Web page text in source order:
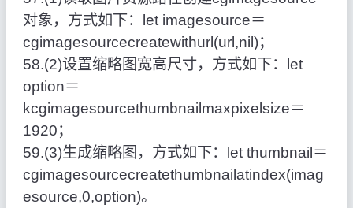
对象，方式如下：let imagesource＝
cgimagesourcecreatewithurl(url,nil)；
58.(2)设置缩略图宽高尺寸，方式如下：let
option＝
kcgimagesourcethumbnailmaxpixelsize＝
1920；
59.(3)生成缩略图，方式如下：let thumbnail＝
cgimagesourcecreatethumbnailatindex(imag
esource,0,option)。